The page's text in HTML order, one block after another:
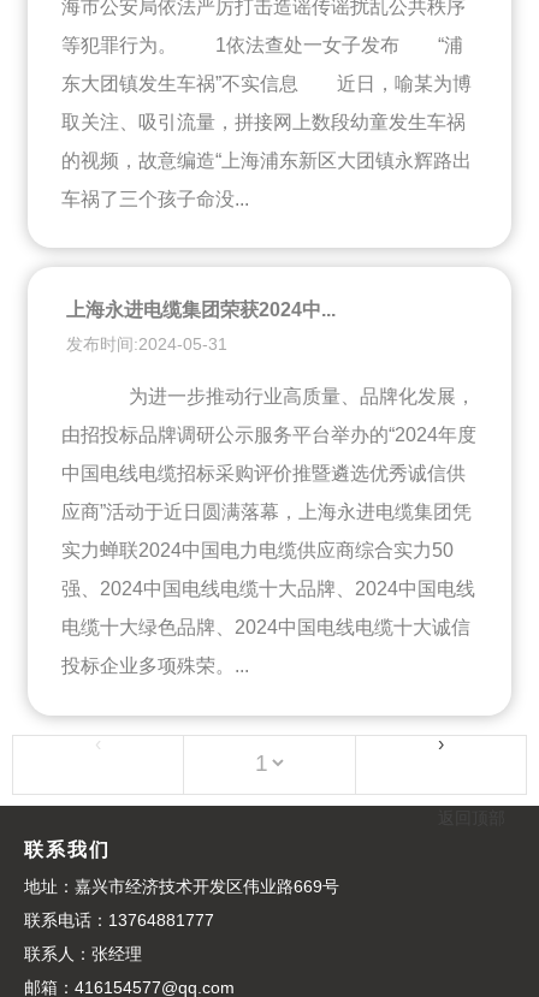
海市公安局依法严厉打击造谣传谣扰乱公共秩序
等犯罪行为。 1依法查处一女子发布 “浦
东大团镇发生车祸”不实信息 近日，喻某为博
取关注、吸引流量，拼接网上数段幼童发生车祸
的视频，故意编造“上海浦东新区大团镇永辉路出
车祸了三个孩子命没...
上海永进电缆集团荣获2024中...
发布时间:2024-05-31
为进一步推动行业高质量、品牌化发展，
由招投标品牌调研公示服务平台举办的“2024年度
中国电线电缆招标采购评价推暨遴选优秀诚信供
应商”活动于近日圆满落幕，上海永进电缆集团凭
实力蝉联2024中国电力电缆供应商综合实力50
强、2024中国电线电缆十大品牌、2024中国电线
电缆十大绿色品牌、2024中国电线电缆十大诚信
投标企业多项殊荣。...
‹ ›
联系我们
地址：嘉兴市经济技术开发区伟业路669号
联系电话：13764881777
联系人：张经理
邮箱：416154577@qq.com